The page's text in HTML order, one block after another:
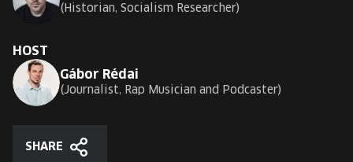
Historian, Socialism Researcher
HOST
Gábor Rédai
Journalist, Rap Musician and Podcaster
SHARE